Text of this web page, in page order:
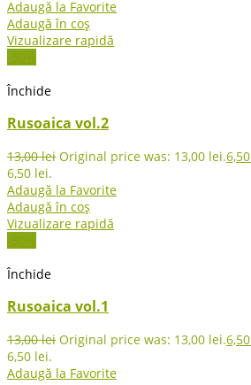
Adaugă la Favorite
Adaugă în coș
Vizualizare rapidă
-50%
Închide
Rusoaica vol.2
13,00lei Original price was: 13,00 lei.6,50
6,50 lei.
Adaugă la Favorite
Adaugă în coș
Vizualizare rapidă
-50%
Închide
Rusoaica vol.1
13,00lei Original price was: 13,00 lei.6,50
6,50 lei.
Adaugă la Favorite